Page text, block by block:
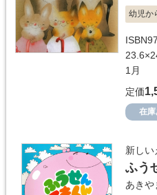
幼児か
1月
定価
在庫
新しい
ふう
あきや